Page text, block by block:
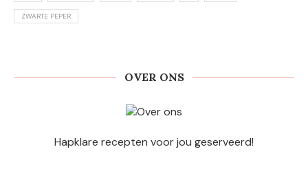
ZWARTE PEPER
OVER ONS
Hapklare recepten voor jou geserveerd!